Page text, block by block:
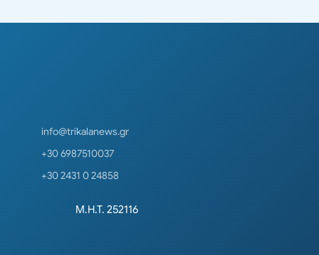
info@trikalanews.gr
+30 6987510037
+30 2431 0 24858
Μ.Η.Τ. 252116